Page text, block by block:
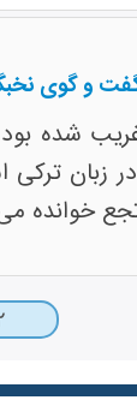
و گوی
غریب شده
زبان
خوانده